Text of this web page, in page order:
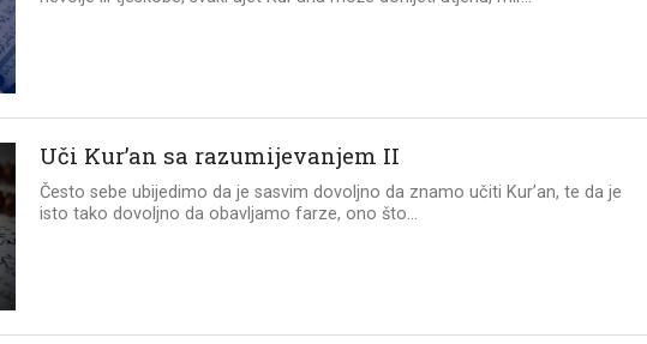
Uči Kur’an sa razumijevanjem II
Često sebe ubijedimo da je sasvim dovoljno da znamo učiti Kur’an, te da je
isto tako dovoljno da obavljamo farze, ono što...